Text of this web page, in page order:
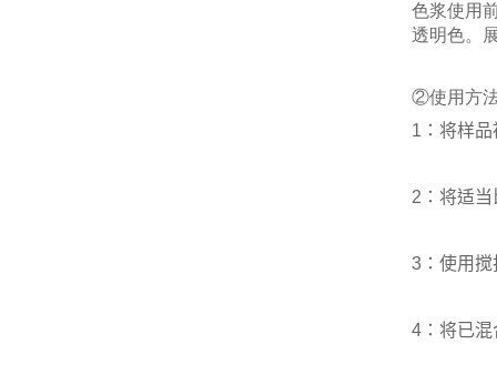
色浆使用
透明色。
②使用方
1 ：将样
2 ：将适
3 ：使用
4 ：将已